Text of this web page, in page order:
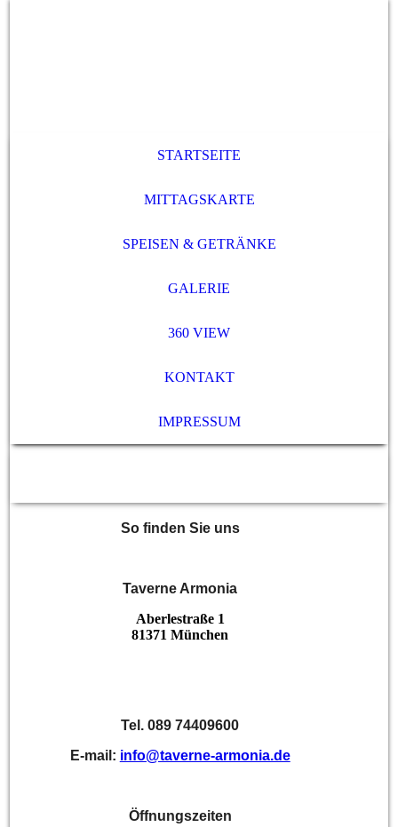
STARTSEITE
MITTAGSKARTE
SPEISEN & GETRÄNKE
GALERIE
360 VIEW
KONTAKT
IMPRESSUM
So finden Sie uns
Taverne Armonia
Aberlestraße 1
81371 München
Tel. 089 74409600
E-mail: info@taverne-armonia.de
Öffnungszeiten